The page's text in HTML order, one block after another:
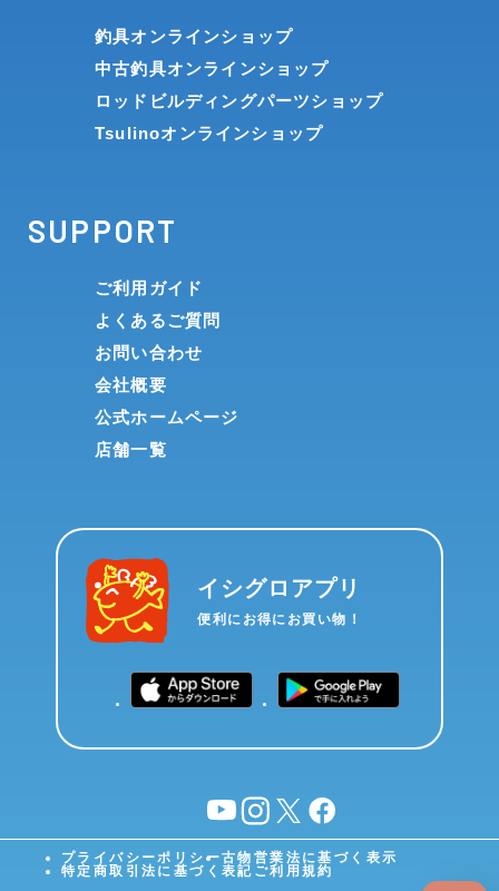
釣具オンラインショップ
中古釣具オンラインショップ
ロッドビルディングパーツショップ
Tsulinoオンラインショップ
SUPPORT
ご利用ガイド
よくあるご質問
お問い合わせ
会社概要
公式ホームページ
店舗一覧
イシグロアプリ
便利にお得にお買い物！
YouTubeinstagram
X facebook
プライバシーポリシー古物営業法に基づく表示
特定商取引法に基づく表記 ご利用規約